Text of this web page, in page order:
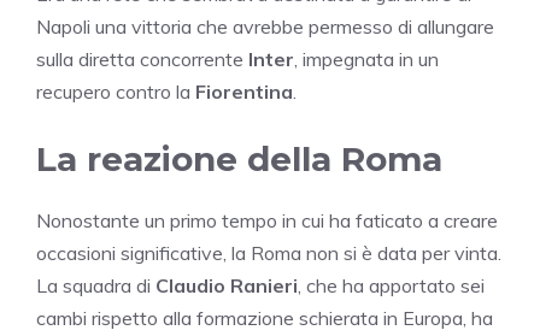
Napoli una vittoria che avrebbe permesso di allungare
sulla diretta concorrente Inter , impegnata in un
recupero contro la Fiorentina
La reazione della Roma
Nonostante un primo tempo in cui ha faticato a creare
occasioni significative, la Roma non si è data per vinta.
La squadra di Claudio Ranieri , che ha apportato sei
cambi rispetto alla formazione schierata in Europa, ha